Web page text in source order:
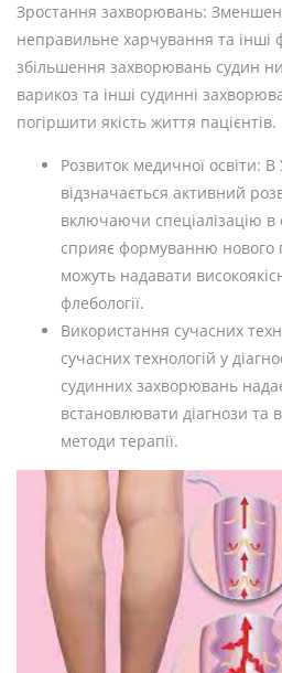
Зростання захворювань:
неправильне харчування та інші
збільшення захворювань судин
варикоз та інші судинні
погіршити якість життя пацієнтів.
Розвиток медичної освіти: В
відзначається активний
включаючи спеціалізацію в
сприяє формуванню нового
можуть надавати
флебології.
Використання сучасних
сучасних технологій у
судинних захворювань
встановлювати діагнози та
методи терапії.